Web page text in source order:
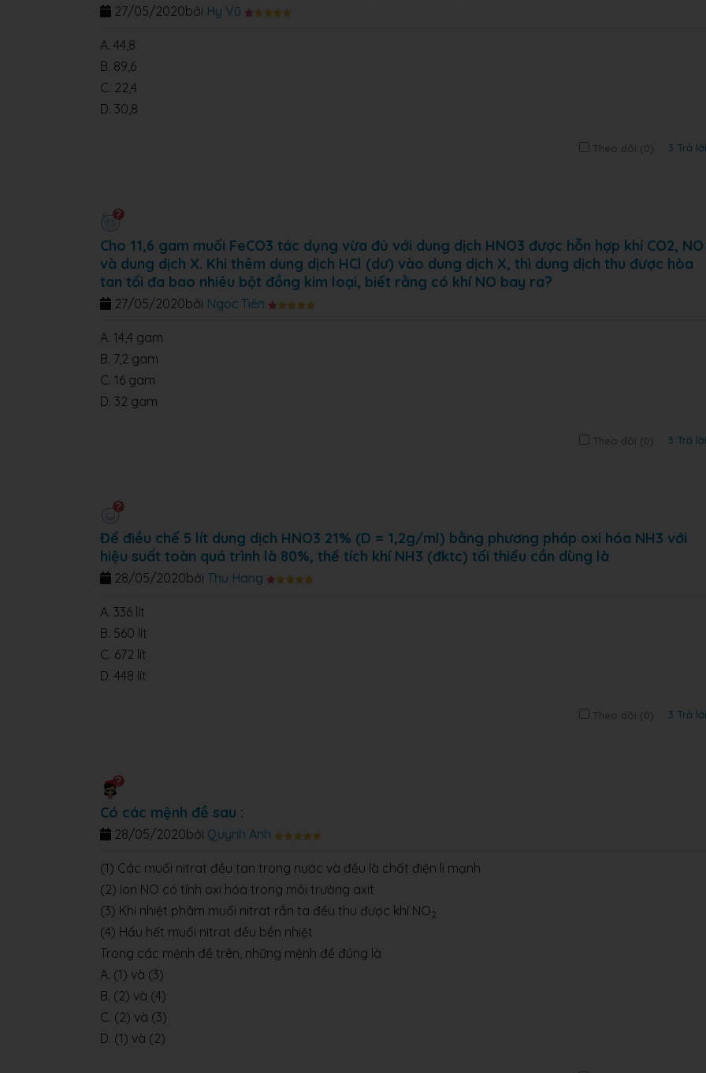
bởi Hy Vũ
27/05/2020
A. 44,8
B. 89,6
C. 22,4
D. 30,8
Theo dõi (0) 3 Trả lời
Cho 11,6 gam muối FeCO3 tác dụng vừa đủ với dung dịch HNO3 được hỗn hợp khí CO2, NO
và dung dịch X. Khi thêm dung dịch HCl (dư) vào dung dịch X, thì dung dịch thu được hòa
tan tối đa bao nhiêu bột đồng kim loại, biết rằng có khí NO bay ra?
bởi Ngoc Tiên
27/05/2020
A. 14,4 gam
B. 7,2 gam
C. 16 gam
D. 32 gam
Theo dõi (0) 3 Trả lời
Để điều chế 5 lít dung dịch HNO3 21% (D = 1,2g/ml) bằng phương pháp oxi hóa NH3 với
hiệu suất toàn quá trình là 80%, thể tích khí NH3 (đktc) tối thiểu cần dùng là
bởi Thu Hang
28/05/2020
A. 336 lít
B. 560 lít
C. 672 lít
D. 448 lít
Theo dõi (0) 3 Trả lời
Có các mệnh đề sau :
bởi Quynh Anh
28/05/2020
(1) Các muối nitrat đều tan trong nước và đều là chất điện li mạnh
(2) Ion NO có tính oxi hóa trong môi trường axit
(3) Khi nhiệt phâm muối nitrat rắn ta đều thu được khí NO2
(4) Hầu hết muối nitrat đều bền nhiệt
Trong các mệnh đề trên, những mệnh đề đúng là
A. (1) và (3)
B. (2) và (4)
C. (2) và (3)
D. (1) và (2)